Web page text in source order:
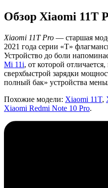
Обзор Xiaomi 11T
Xiaomi 11T Pro — старшая
2021 года серии «T»
Устройство до боли
Mi 11i, от которой
сверхбыстрой зарядки
полный бак» устройства
Похожие модели: Xiaomi 11T,
Xiaomi Redmi Note 10 Pro.